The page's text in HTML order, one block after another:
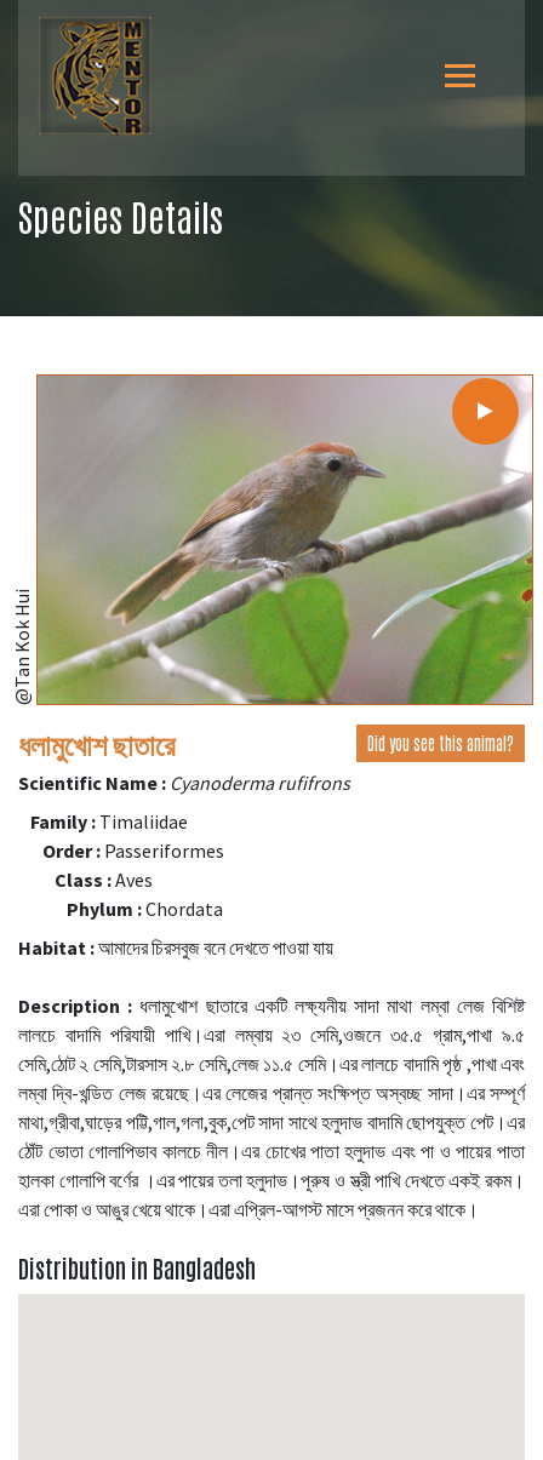
Species Details
@Tan Kok Hui
ধলামুখোশ ছাতারে Did you see this animal?
Scientific Name : Cyanoderma rufifrons
Family : Timaliidae
Order : Passeriformes
Class :Aves
Phylum :Chordata
Habitat :আমাদের চিরসবুজ বনে দেখতে পাওয়া যায়
Description : ধলামুখোশ ছাতারে একটি লক্ষ্যনীয় সাদা মাথা লম্বা লেজ বিশিষ্ট
লালচে বাদামি পরিযায়ী পাখি।এরা লম্বায় ২৩ সেমি,ওজনে ৩৫.৫ গ্রাম,পাখা ৯.৫
সেমি,ঠোট ২ সেমি,টারসাস ২.৮ সেমি,লেজ ১১.৫ সেমি।এর লালচে বাদামি পৃষ্ঠ ,পাখা এবং
লম্বা দ্বি-খন্ডিত লেজ রয়েছে।এর লেজের প্রান্ত সংক্ষিপ্ত অস্বচ্ছ সাদা।এর সম্পূর্ণ
মাথা,গ্রীবা,ঘাড়ের পট্টি,গাল,গলা,বুক,পেট সাদা সাথে হলুদাভ বাদামি ছোপযুক্ত পেট।এর
ঠোঁট ভোতা গোলাপিভাব কালচে নীল।এর চোখের পাতা হলুদাভ এবং পা ও পায়ের পাতা
হালকা গোলাপি বর্ণের ।এর পায়ের তলা হলুদাভ।পুরুষ ও স্ত্রী পাখি দেখতে একই রকম।
এরা পোকা ও আঙুর খেয়ে থাকে।এরা এপ্রিল-আগস্ট মাসে প্রজনন করে থাকে।
Distribution in Bangladesh